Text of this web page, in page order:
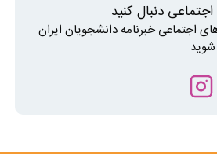
دنبال کنید
اجتماعی خبرنامه دانشجویان ایران
شوید